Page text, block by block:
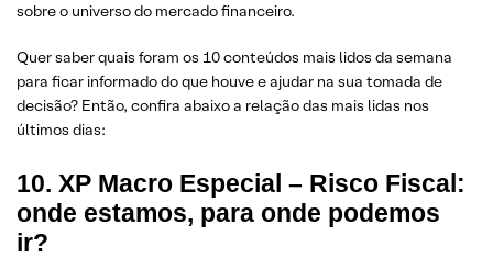
1. Sinais de riscos fiscais começam a aparecer, o que fazer
sobre o universo do mercado financeiro.
Quer saber quais foram os 10 conteúdos mais lidos da semana
para ficar informado do que houve e ajudar na sua tomada de
decisão? Então, confira abaixo a relação das mais lidas nos
últimos dias:
10. XP Macro Especial – Risco Fiscal:
onde estamos, para onde podemos
ir?